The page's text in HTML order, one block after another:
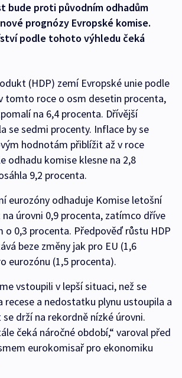
bude proti původním odhadům
prognózy Evropské komise.
podle tohoto výhledu čeká
(HDP) zemí Evropské unie podle
tomto roce o osm desetin procenta,
na 6,4 procenta. Dřívější
se sedmi procenty. Inflace by se
hodnotám přiblížit až v roce
odhadu komise klesne na 2,8
9,2 procenta.
eurozóny odhaduje Komise letošní
úrovni 0,9 procenta, zatímco dříve
o 0,3 procenta. Předpověď růstu HDP
beze změny jak pro EU (1,6
eurozónu (1,5 procenta).
vstoupili v lepší situaci, než se
recese a nedostatku plynu ustoupila a
drží na rekordně nízké úrovni.
čeká náročné období,“ varoval před
eurokomisař pro ekonomiku